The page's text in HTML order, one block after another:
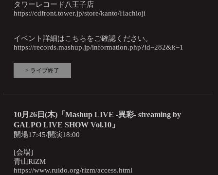
タワーレコード八王子店
https://cdfront.tower.jp/store/kanto/Hachioji
イベント詳細はこちらをご確認ください。
https://records.mashup.jp/information.php?id=282&k=1
> ライブ終了
10月26日(木)「Mashup LIVE -異彩- streaming by
GALPO LIVE SHOW Vol.10」
開場17:45/開演18:00
[会場]
青山RiZM
https://www.ruido.org/rizm/access.html